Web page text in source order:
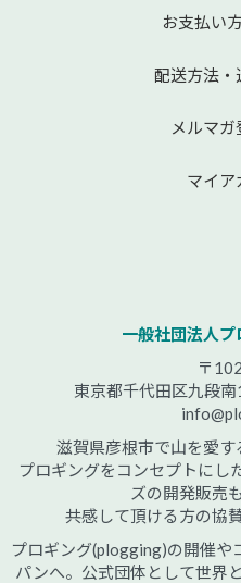
お支払い
配送方法・
メルマ
マイア
一般社団法人
〒
東京都千代田区九段
滋賀県彦根市で山を愛す
プロギングをコンセプトにし
ズの開発販売
共感して頂ける方の協
プロギング(plogging)の開催や
パンへ。公式団体として世界